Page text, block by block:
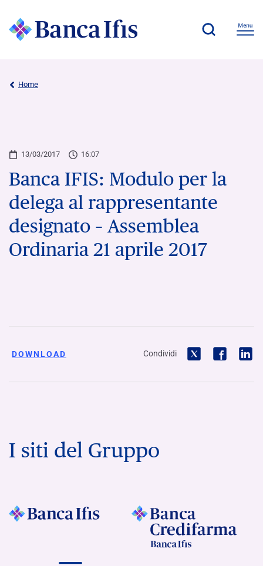
Home
13/03/2017 16:07
Banca IFIS: Modulo per la
delega al rappresentante
designato – Assemblea
Ordinaria 21 aprile 2017
DOWNLOAD Condividi
I siti del Gruppo